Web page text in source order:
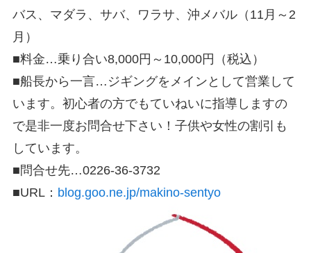
バス、マダラ、サバ、ワラサ、沖メバル（11月～2
月）
■料金…乗り合い8,000円～10,000円（税込）
■船長から一言…ジギングをメインとして営業して
います。初心者の方でもていねいに指導しますの
で是非一度お問合せ下さい！子供や女性の割引も
しています。
■問合せ先…0226‐36‐3732
■URL： blog.goo.ne.jp/makino-sentyo